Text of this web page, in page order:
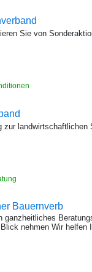
Sie von
Bauernverb
nehmen Wir helfen